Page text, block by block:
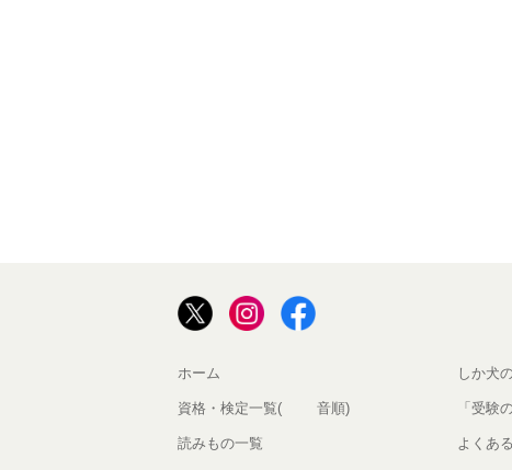
ホーム
資格・検定一覧(50音順)
読みもの一覧
しか犬
「受験
よくあ